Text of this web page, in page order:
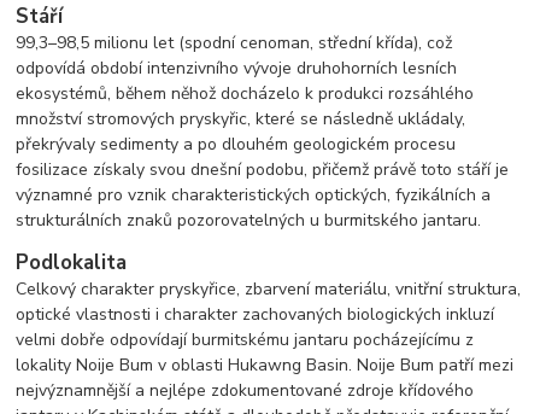
Stáří
99,3–98,5 milionu let (spodní cenoman, střední křída), což
odpovídá období intenzivního vývoje druhohorních lesních
ekosystémů, během něhož docházelo k produkci rozsáhlého
množství stromových pryskyřic, které se následně ukládaly,
překrývaly sedimenty a po dlouhém geologickém procesu
fosilizace získaly svou dnešní podobu, přičemž právě toto stáří je
významné pro vznik charakteristických optických, fyzikálních a
strukturálních znaků pozorovatelných u burmitského jantaru.
Podlokalita
Celkový charakter pryskyřice, zbarvení materiálu, vnitřní struktura,
optické vlastnosti i charakter zachovaných biologických inkluzí
velmi dobře odpovídají burmitskému jantaru pocházejícímu z
lokality Noije Bum v oblasti Hukawng Basin. Noije Bum patří mezi
nejvýznamnější a nejlépe zdokumentované zdroje křídového